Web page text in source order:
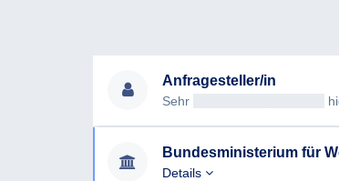
Anfragesteller/in
Sehr
Bundesministerium für
Details